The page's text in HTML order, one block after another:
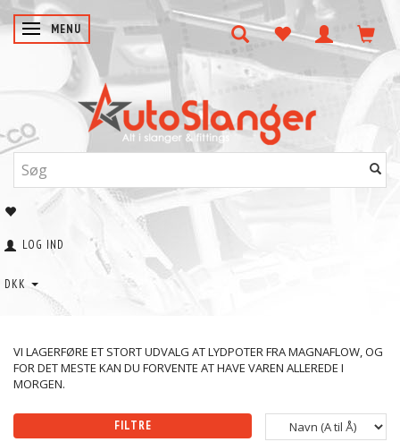
SKIFTE NAVIGATION
MENU
LOG IND
DKK
VI LAGERFØRE ET STORT UDVALG AT LYDPOTER FRA MAGNAFLOW, OG
FOR DET MESTE KAN DU FORVENTE AT HAVE VAREN ALLEREDE I
MORGEN.
FILTRE